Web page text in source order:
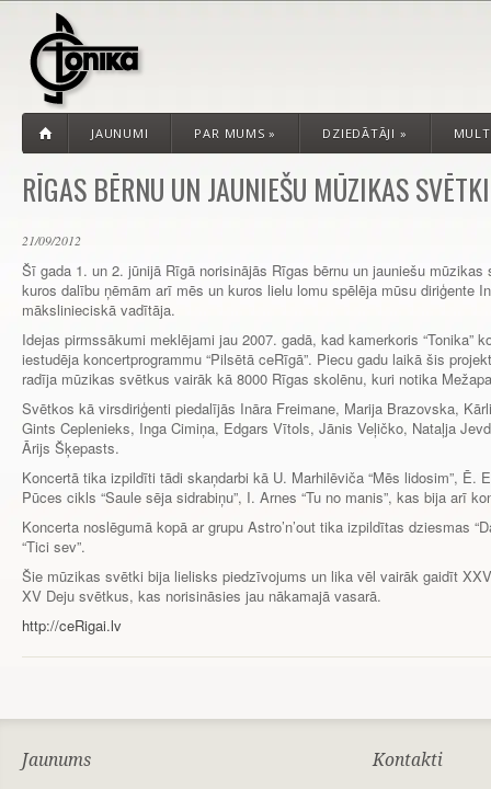
JAUNUMI PAR MUMS » DZIEDĀTĀJI »
RĪGAS BĒRNU UN JAUNIEŠU MŪZIKAS
21/09/2012
Šī gada 1. un 2. jūnijā Rīgā norisinājās Rīgas bērnu un jauniešu mūzikas
kuros dalību ņēmām arī mēs un kuros lielu lomu spēlēja mūsu diriģente
mākslinieciskā vadītāja.
Idejas pirmssākumi meklējami jau 2007. gadā, kad kamerkoris “Tonika”
iestudēja koncertprogrammu “Pilsētā ceRīgā”. Piecu gadu laikā šis
radīja mūzikas svētkus vairāk kā 8000 Rīgas skolēnu, kuri notika
Svētkos kā virsdiriģenti piedalījās Ināra Freimane, Marija Brazovska,
Gints Ceplenieks, Inga Cimiņa, Edgars Vītols, Jānis Veļičko, Nataļja
Ārijs Šķepasts.
Koncertā tika izpildīti tādi skaņdarbi kā U. Marhilēviča “Mēs lidosim”, Ē.
Pūces cikls “Saule sēja sidrabiņu”, I. Arnes “Tu no manis”, kas bija arī
Koncerta noslēgumā kopā ar grupu Astro’n’out tika izpildītas dziesmas
“Tici sev”.
Šie mūzikas svētki bija lielisks piedzīvojums un lika vēl vairāk gaidīt
XV Deju svētkus, kas norisināsies jau nākamajā vasarā.
http://ceRigai.lv
Jaunums
Kontakti